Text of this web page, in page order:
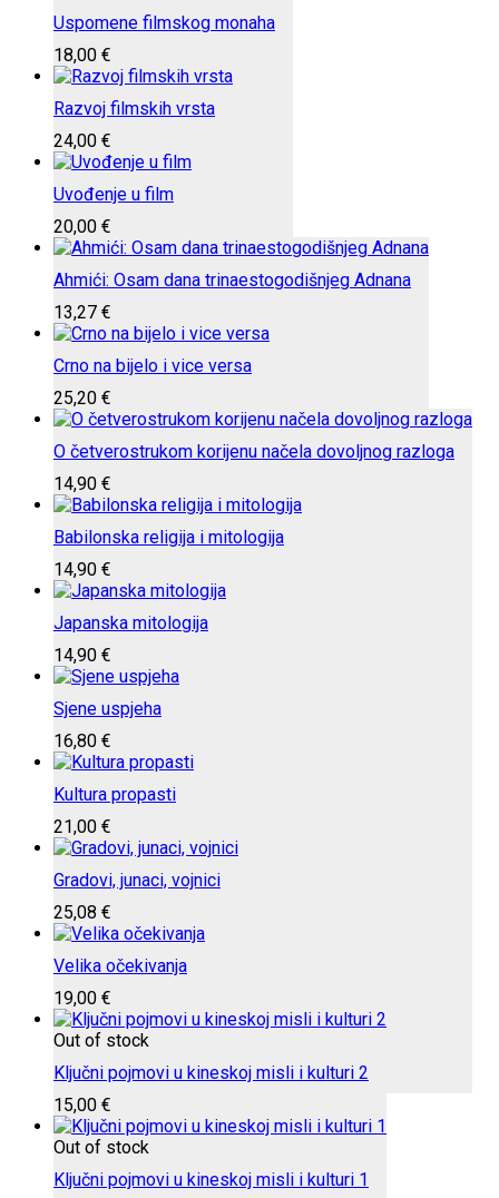
Uspomene filmskog monaha
18,00 €
Razvoj filmskih vrsta
24,00 €
Uvođenje u film
20,00 €
Ahmići: Osam dana trinaestogodišnjeg Adnana
13,27 €
Crno na bijelo i vice versa
25,20 €
O četverostrukom korijenu načela dovoljnog razloga
14,90 €
Babilonska religija i mitologija
14,90 €
Japanska mitologija
14,90 €
Sjene uspjeha
16,80 €
Kultura propasti
21,00 €
Gradovi, junaci, vojnici
25,08 €
Velika očekivanja
19,00 €
Out of stock
Ključni pojmovi u kineskoj misli i kulturi 2
15,00 €
Out of stock
Ključni pojmovi u kineskoj misli i kulturi 1